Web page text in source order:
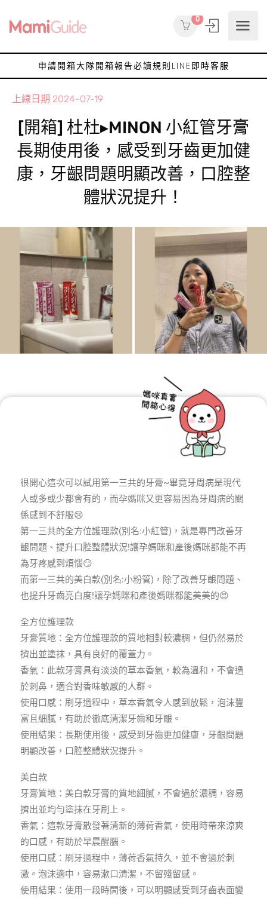
0
申請開箱大隊開箱報告必讀規則 LINE即時客服
上線日期 2024-07-19
[開箱] 杜杜▸MINON 小紅管牙膏
長期使用後，感受到牙齒更加健
康，牙齦問題明顯改善，口腔整
體狀況提升！
很開心這次可以試用第一三共的牙膏~畢竟牙周病是現代
人或多或少都會有的，而孕媽咪又更容易因為牙周病的關
係感到不舒服😢
第一三共的全方位護理款(別名:小紅管)，就是專門改善牙
齦問題、提升口腔整體狀況!讓孕媽咪和產後媽咪都能不再
為牙疼感到煩惱😏
而第一三共的美白款(別名:小粉管)，除了改善牙齦問題、
也提升牙齒亮白度!讓孕媽咪和產後媽咪都能美美的😍
全方位護理款
牙膏質地：全方位護理款的質地相對較濃稠，但仍然易於
擠出並塗抹，具有良好的覆蓋力。
香氣：此款牙膏具有淡淡的草本香氣，較為溫和，不會過
於刺鼻，適合對香味敏感的人群。
使用口感：刷牙過程中，草本香氣令人感到放鬆，泡沫豐
富且細膩，有助於徹底清潔牙齒和牙齦。
使用結果：長期使用後，感受到牙齒更加健康，牙齦問題
明顯改善，口腔整體狀況提升。
美白款
牙膏質地：美白款牙膏的質地細膩，不會過於濃稠，容易
擠出並均勻塗抹在牙刷上。
香氣：這款牙膏散發著清新的薄荷香氣，使用時帶來涼爽
的口感，有助於早晨醒腦。
使用口感：刷牙過程中，薄荷香氣持久，並不會過於刺
激。泡沫適中，容易漱口清潔，不留殘留感。
使用結果：使用一段時間後，可以明顯感受到牙齒表面變